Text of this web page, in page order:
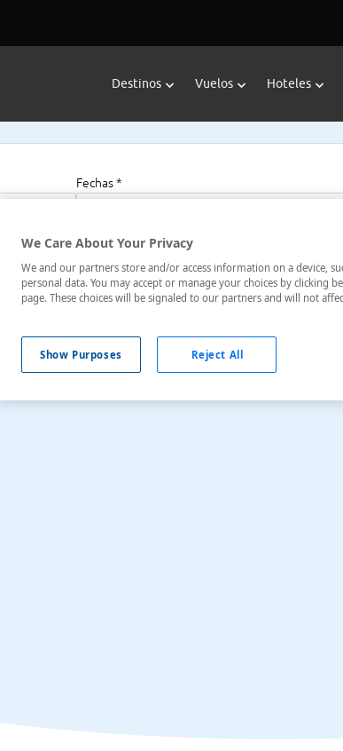
Destinos Vuelos Hoteles
Fechas *
We Care About Your Privacy
We and our partners store and/or access information on a device,
personal data. You may accept or manage your choices by clicking
page. These choices will be signaled to our partners and will not
Show Purposes Reject All